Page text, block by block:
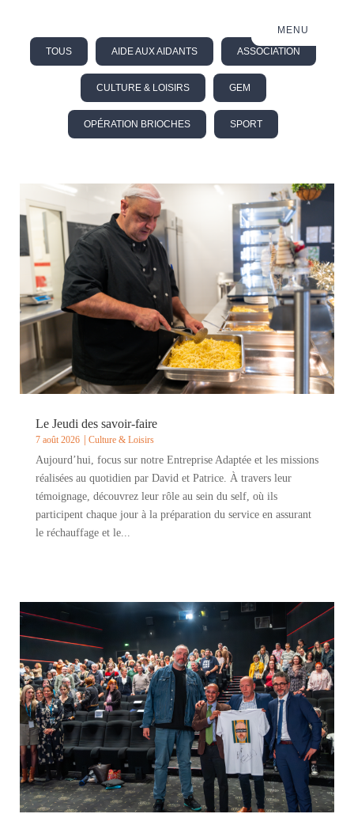
MENU
TOUS
AIDE AUX AIDANTS ASSOCIATION
CULTURE & LOISIRS GEM
OPÉRATION BRIOCHES SPORT
Le Jeudi des savoir-faire
7 août 2026 Culture & Loisirs
Aujourd’hui, focus sur notre Entreprise Adaptée et les missions
réalisées au quotidien par David et Patrice. À travers leur
témoignage, découvrez leur rôle au sein du self, où ils
participent chaque jour à la préparation du service en assurant
le réchauffage et le...